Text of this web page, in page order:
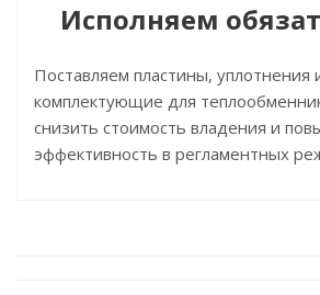
Исполняем
Поставляем пластины, уплотнения
комплектующие для
снизить стоимость владения и
эффективность в регламентных